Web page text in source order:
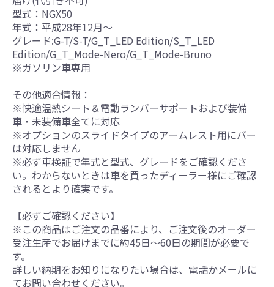
型式：NGX50
年式：平成28年12月～
グレード:G-T/S-T/G_T_LED Edition/S_T_LED
Edition/G_T_Mode-Nero/G_T_Mode-Bruno
※ガソリン車専用
その他適合情報：
※快適温熱シート＆電動ランバーサポートおよび装備
車・未装備車全てに対応
※オプションのスライドタイプのアームレスト用にバー
は対応しません
※必ず車検証で年式と型式、グレードをご確認くださ
い。わからないときは車を買ったディーラー様にご確認
されるとより確実です。
【必ずご確認ください】
※この商品はご注文の品番により、ご注文後のオーダー
受注生産でお届けまでに約45日～60日の期間が必要で
す。
詳しい納期をお知りになりたい場合は、電話かメールに
てお問い合わせください。